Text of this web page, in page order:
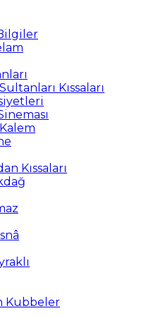
Kıssaları
Kıssaları
Kubbeler